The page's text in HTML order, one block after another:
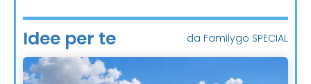
Idee per te da Familygo SPECIAL